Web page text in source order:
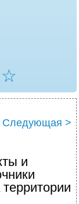
☆
Следующая >
и